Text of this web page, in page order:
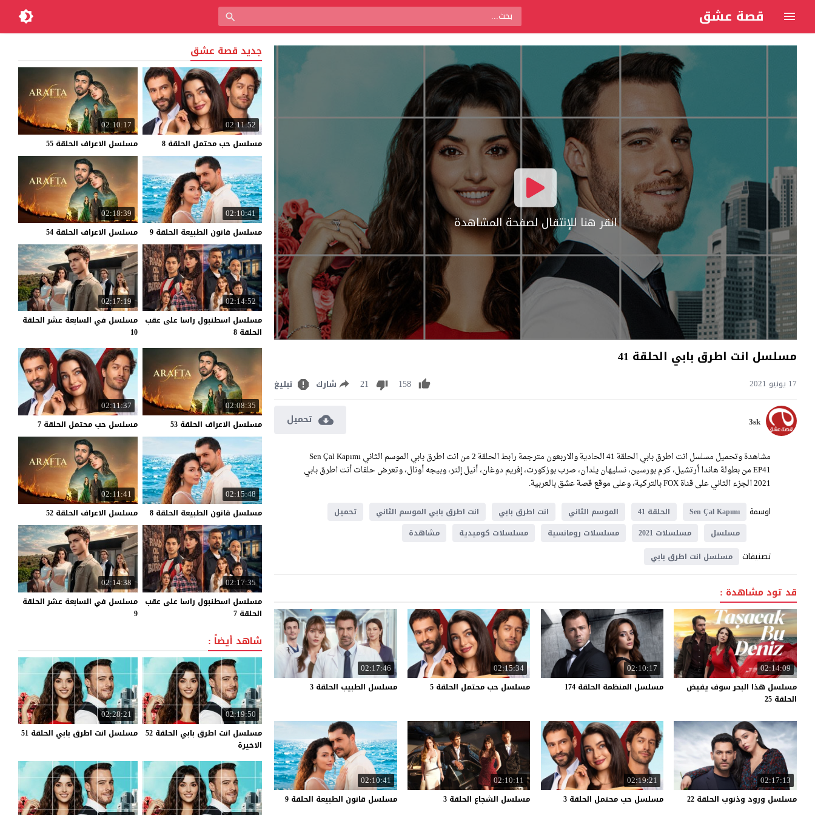
قصة عشق
انقر هنا للإنتقال لصفحة المشاهدة
مسلسل انت اطرق بابي الحلقة 41
17 يونيو 2021 158
21 شارك تبليغ
3sk تحميل
مشاهدة وتحميل مسلسل انت اطرق بابي الحلقة 41 الحادية والاربعون مترجمة رابط الحلقة 2 من انت اطرق بابي الموسم الثاني Sen Çal Kapımı
EP41 من بطولة هاندا أرتشيل، كرم بورسين، نسليهان يلدان، صرب بوزكورت، إفريم دوغان، أنيل إلتر، وبيجه أونال، وتعرض حلقات أنت اطرق بابي
2021 الجزء الثاني على قناة FOX بالتركية، وعلى موقع قصة عشق بالعربية.
اوسمة
Sen Çal Kapımı الحلقة 41 الموسم الثاني انت اطرق بابي انت اطرق بابي الموسم الثاني
تحميل
مسلسل
مسلسلات 2021 مسلسلات رومانسية مسلسلات كوميدية مشاهدة
تصنيفات مسلسل انت اطرق بابي
قد تود مشاهدة :
02:14:09
مسلسل هذا البحر سوف يفيض
الحلقة 25
02:10:17
مسلسل المنظمة الحلقة 174
02:15:34
مسلسل حب محتمل الحلقة 5
02:17:46
مسلسل الطبيب الحلقة 3
02:17:13
مسلسل ورود وذنوب الحلقة 22
02:19:21
مسلسل حب محتمل الحلقة 3
02:10:11
مسلسل الشجاع الحلقة 3
02:10:41
مسلسل قانون الطبيعة الحلقة 9
جديد قصة عشق
02:11:52
مسلسل حب محتمل الحلقة 8
02:10:17
مسلسل الاعراف الحلقة 55
02:10:41
مسلسل قانون الطبيعة الحلقة 9
02:18:39
مسلسل الاعراف الحلقة 54
02:14:52
مسلسل اسطنبول راسا على عقب
الحلقة 8
02:17:19
مسلسل في السابعة عشر الحلقة
10
02:08:35
مسلسل الاعراف الحلقة 53
02:11:37
مسلسل حب محتمل الحلقة 7
02:15:48
مسلسل قانون الطبيعة الحلقة 8
02:11:41
مسلسل الاعراف الحلقة 52
02:17:35
مسلسل اسطنبول راسا على عقب
الحلقة 7
02:14:38
مسلسل في السابعة عشر الحلقة
9
شاهد أيضاً :
02:19:50
مسلسل انت اطرق بابي الحلقة 52
الاخيرة
02:28:21
مسلسل انت اطرق بابي الحلقة 51